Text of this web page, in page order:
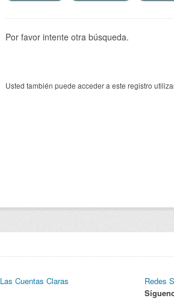
Por favor intente otra búsqueda.
Usted también puede acceder a este registro
Las Cuentas Claras
Redes